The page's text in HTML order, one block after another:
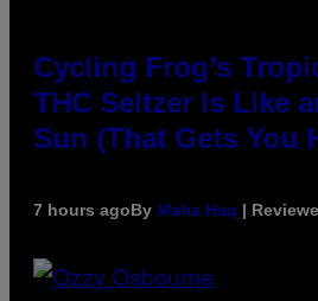
Cycling Frog’s
THC Seltzer Is Like
Sun (That Gets You
7 hours agoBy Maha Haq |